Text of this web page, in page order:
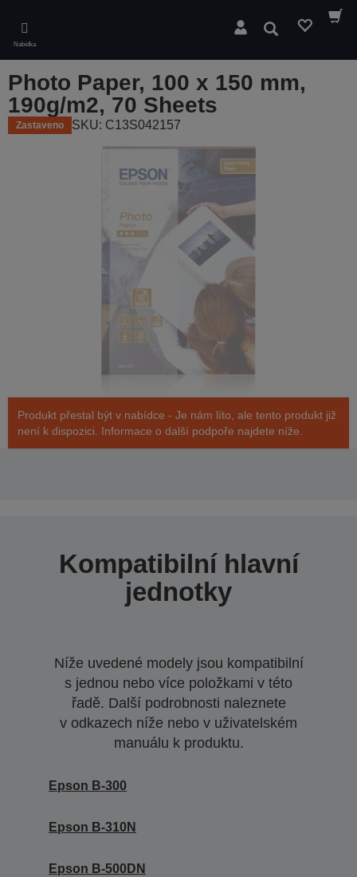
main
content
Nabídka
Hledat
Photo Paper, 100 x 150 mm,
190g/m2, 70 Sheets
Zastaveno SKU: C13S042157
Produkt přestal být v nabídce - Je nám líto, ale tento produkt již
není k dispozici. Informace o další podpoře najdete níže.
Kompatibilní hlavní
jednotky
Níže uvedené modely jsou kompatibilní
s jednou nebo více položkami v této
řadě. Další podrobnosti naleznete
v odkazech níže nebo v uživatelském
manuálu k produktu.
Epson B-300
Epson B-310N
Epson B-500DN